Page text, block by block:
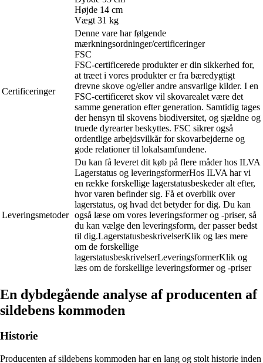
Højde 14 cm
Vægt 31 kg
Certificeringer
Denne vare har følgende
mærkningsordninger/certificeringer
FSC
FSC-certificerede produkter er din sikkerhed for,
at træet i vores produkter er fra bæredygtigt
drevne skove og/eller andre ansvarlige kilder. I en
FSC-certificeret skov vil skovarealet være det
samme generation efter generation. Samtidig tages
der hensyn til skovens biodiversitet, og sjældne og
truede dyrearter beskyttes. FSC sikrer også
ordentlige arbejdsvilkår for skovarbejderne og
gode relationer til lokalsamfundene.
Leveringsmetoder
Du kan få leveret dit køb på flere måder hos ILVA
Lagerstatus og leveringsformerHos ILVA har vi
en række forskellige lagerstatusbeskeder alt efter,
hvor varen befinder sig. Få et overblik over
lagerstatus, og hvad det betyder for dig. Du kan
også læse om vores leveringsformer og -priser, så
du kan vælge den leveringsform, der passer bedst
til dig.LagerstatusbeskrivelserKlik og læs mere
om de forskellige
lagerstatusbeskrivelserLeveringsformerKlik og
læs om de forskellige leveringsformer og -priser
En dybdegående analyse af producenten af
sildebens kommoden
Historie
Producenten af sildebens kommoden har en lang og stolt historie inden